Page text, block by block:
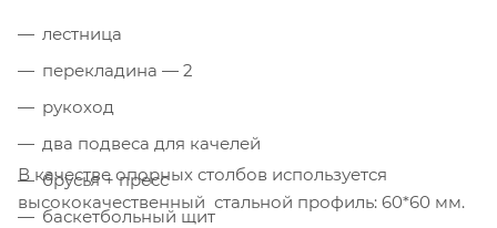
лестница
перекладина — 2
рукоход
два подвеса для качелей
брусья + пресс
баскетбольный щит
В качестве опорных столбов используется
высококачественный стальной профиль: 60*60 мм.